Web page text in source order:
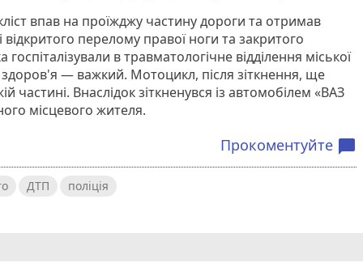
впав на проїжджу частину дороги та отримав
відкритого перелому правої ноги та закритого
в травматологічне відділення міської
здоров'я — важкий. Мотоцикл, після зіткнення, ще
частині. Внаслідок зіткненувся із автомобілем «ВАЗ
місцевого жителя.
Прокоментуйте chat_bubble
ДТП поліція